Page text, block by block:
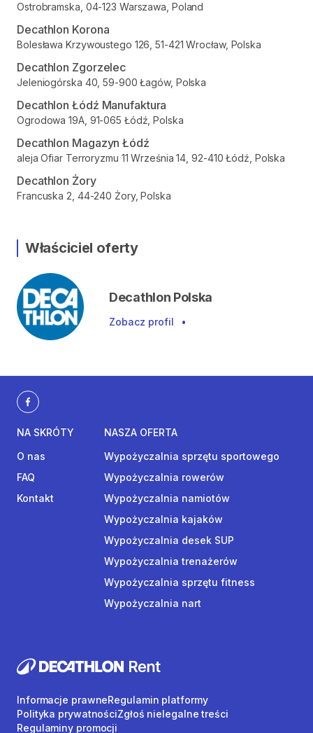
Ostrobramska, 04-123 Warszawa, Poland
Decathlon Korona
Bolesława Krzywoustego 126, 51-421 Wrocław, Polska
Decathlon Zgorzelec
Jeleniogórska 40, 59-900 Łagów, Polska
Decathlon Łódź Manufaktura
Ogrodowa 19A, 91-065 Łódź, Polska
Decathlon Magazyn Łódź
aleja Ofiar Terroryzmu 11 Września 14, 92-410 Łódź, Polska
Decathlon Żory
Francuska 2, 44-240 Żory, Polska
Właściciel oferty
Decathlon Polska
Zobacz profil •
NA SKRÓTY
O nas
FAQ
Kontakt
NASZA OFERTA
Wypożyczalnia sprzętu sportowego
Wypożyczalnia rowerów
Wypożyczalnia namiotów
Wypożyczalnia kajaków
Wypożyczalnia desek SUP
Wypożyczalnia trenażerów
Wypożyczalnia sprzętu fitness
Wypożyczalnia nart
Informacje prawneRegulamin platformy
Polityka prywatnościZgłoś nielegalne treści
Regulaminy promocji